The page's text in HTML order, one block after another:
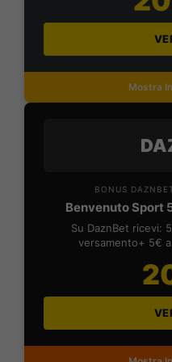
Mostra
BONUS
Benvenuto Sport
Su DaznBet ricevi:
versamento+ 5€